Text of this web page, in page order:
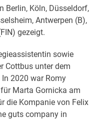
Berlin, Köln, Düsseldorf,
Antwerpen (B),
gezeigt.
sowie
Cottbus unter dem
2020 war Romy
Marta Gornicka am
die Kompanie von Felix
guts company in